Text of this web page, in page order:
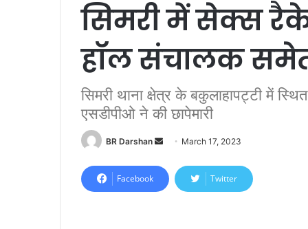
सिमरी में सेक्स
हॉल संचालक
सिमरी थाना क्षेत्र के बकुलाहापट्टी में
एसडीपीओ ने की छापेमारी
BR Darshan
n
d
March 17, 2023
Facebook Twitter